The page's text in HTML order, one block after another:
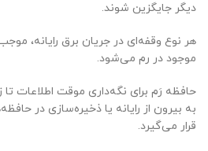
دیگر جایگزین شوند.
هر نوع وقفه‌ای در جریان برق رایانه،
موجود در رم می‌شود.
حافظه رَم برای نگه‌داری موقت اطلاعات تا
به بیرون از رایانه یا ذخیره‌سازی در
قرار می‌‌گیرد.